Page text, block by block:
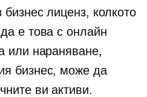
лиценз, колкото
е това с онлайн
или нараняване,
бизнес, може да
ви активи.